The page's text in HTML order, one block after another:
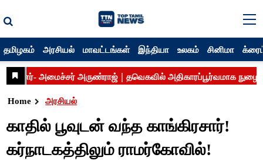
தமிழகம் அரசியல் மாவட்டங்கள் இந்தியா உலகம் சினிமா
Home அரசியல்
காதில் பூவுடன் வந்த காங்கிரசார்!
கர்நாடகத்திலும் ராமர்கோவில்!